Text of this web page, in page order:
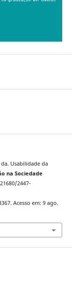
Usabilidade da
na Sociedade
2447-
Acesso em: 9 ago.